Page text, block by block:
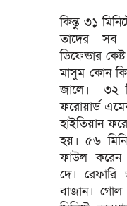
কিন্তু ৩১
তাদের সব
ডিফেন্ডার
মাসুম কোন
জালে। ৩২
ফরোয়ার্ড
হাইতিয়ান
হয়। ৫৬
ফাউল করেন
দে। রেফারি
বাজান। গোল